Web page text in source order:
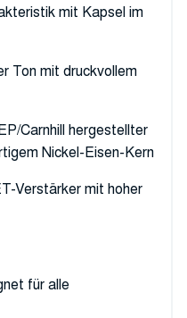
mit Kapsel im
Ton mit druckvollem
Carnhill hergestellter
Nickel-Eisen-Kern
Verstärker mit hoher
für alle